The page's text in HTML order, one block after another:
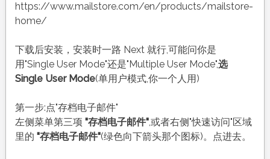
https://www.mailstore.com/en/products/mailstore-
home/
下载后安装，安装时一路 Next 就行,可能问你是
用"Single User Mode"还是"Multiple User Mode",选
Single User Mode(单用户模式,你一个人用)
第一步:点"存档电子邮件"
左侧菜单第三项 "存档电子邮件",或者右侧"快速访问"区域
里的 "存档电子邮件"(绿色向下箭头那个图标)。点进去。